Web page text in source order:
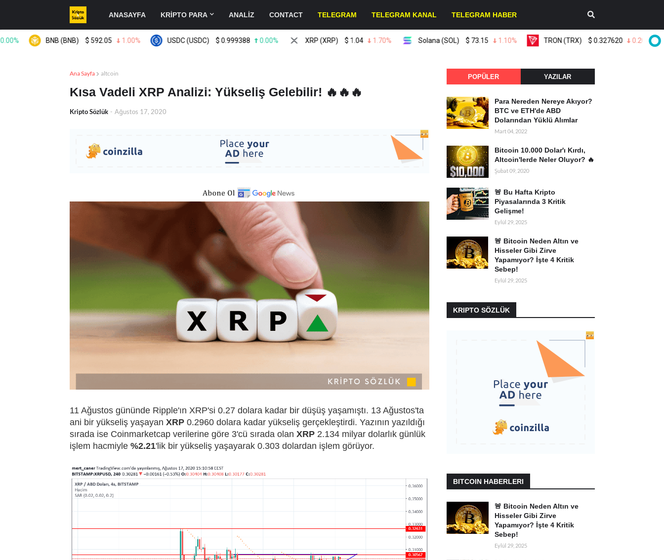
ANASAYFA KRİPTO PARA ANALİZ CONTACT TELEGRAM TELEGRAM KANAL TELEGRAM HABER
BNB (BNB) $592.05 1.00% USDC (USDC) $0.999388 0.00% XRP (XRP) $1.04 1.70% Solana (SOL) $73.15 1.10% TRON (TRX) $0.327620 0.20%
Ana Sayfa altcoin
Kısa Vadeli XRP Analizi: Yükseliş Gelebilir! 🔥🔥🔥
Kripto Sözlük - Ağustos 17, 2020
11 Ağustos gününde Ripple'ın XRP'si 0.27 dolara kadar bir düşüş yaşamıştı. 13 Ağustos'ta
ani bir yükseliş yaşayan XRP0.2960 dolara kadar yükseliş gerçekleştirdi. Yazının yazıldığı
sırada ise Coinmarketcap verilerine göre 3'cü sırada olan XRP2.134 milyar dolarlık günlük
işlem hacmiyle %2.21'lik bir yükseliş yaşayarak 0.303 dolardan işlem görüyor.
POPÜLER YAZILAR
Para Nereden Nereye Akıyor?
BTC ve ETH'de ABD
Dolarından Yüklü Alımlar
Mart 04, 2022
Bitcoin 10.000 Dolar'ı Kırdı,
Altcoin'lerde Neler Oluyor? 🔥
Şubat 09, 2020
🚨 Bu Hafta Kripto
Piyasalarında 3 Kritik
Gelişme!
Eylül 29, 2025
🚨 Bitcoin Neden Altın ve
Hisseler Gibi Zirve
Yapamıyor? İşte 4 Kritik
Sebep!
Eylül 29, 2025
KRIPTO SÖZLÜK
BITCOIN HABERLERI
🚨 Bitcoin Neden Altın ve
Hisseler Gibi Zirve
Yapamıyor? İşte 4 Kritik
Sebep!
Eylül 29, 2025